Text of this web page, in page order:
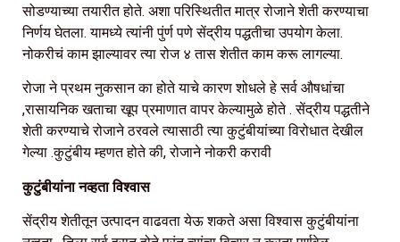
सोडण्याच्या तयारीत होते. अशा परिस्थितीत मात्र रोजाने शेती करण्याचा
निर्णय घेतला. यामध्ये त्यांनी पुंर्ण पणे सेंद्रीय पद्धतीचा उपयोग केला.
नोकरीचं काम झाल्यावर त्या रोज ४ तास शेतीत काम करू लागल्या.
रोजा ने प्रथम नुकसान का होते याचे कारण शोधले हे सर्व औषधांचा
,रासायनिक खताचा खूप प्रमाणात वापर केल्यामुळे होते . सेंद्रीय पद्धतीने
शेती करण्याचे रोजाने ठरवले त्यासाठी त्या कुटुंबीयांच्या विरोधात देखील
गेल्या .कुटुंबीय म्हणत होते की, रोजाने नोकरी करावी
कुटुंबीयांना नव्हता विश्वास
सेंद्रीय शेतीतून उत्पादन वाढवता येऊ शकते असा विश्वास कुटुंबीयांना